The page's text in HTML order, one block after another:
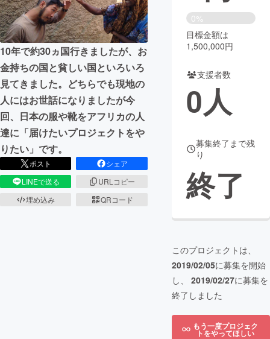
映像・映画 書籍・雑誌
ビジネス・起業 チャレンジ
まちづくり・地域活性化
CAMPFIRE for Social Good
CAMPFIRE Creation
CAMPFIREふるさと納税machi-ya コミュニティ
10年で約30ヵ国行きましたが、お
金持ちの国と貧しい国といろいろ
見てきました。どちらでも現地の
人にはお世話になりましたが今
回、日本の服や靴をアフリカの人
達に「届けたいプロジェクトをや
りたい」です。
ポスト
シェア
LINEで送る
URLコピー
埋め込み
QRコード
0%
目標金額は
1,500,000円
支援者数
0人
募集終了まで残
り
終了
このプロジェクトは、
2019/02/05に募集を開始
し、 2019/02/27に募集を
終了しました
もう一度プロジェク
トをやってほしい